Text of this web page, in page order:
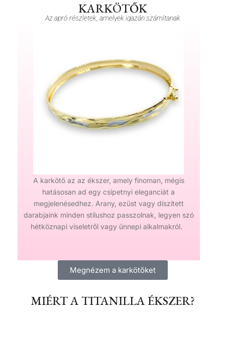
KARKÖTŐK
Az apró részletek, amelyek igazán számítanak
A karkötő az az ékszer, amely finoman, mégis
hatásosan ad egy csipetnyi eleganciát a
megjelenésedhez. Arany, ezüst vagy díszített
darabjaink minden stílushoz passzolnak, legyen szó
hétköznapi viseletről vagy ünnepi alkalmakról.
Megnézem a karkötőket
MIÉRT A TITANILLA ÉKSZER?